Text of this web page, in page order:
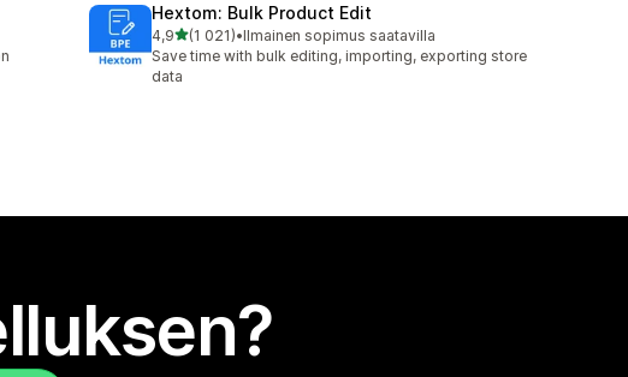
Hextom: Bulk Product Edit
4,9/ 5 tähteä
(1 021)
1021 arvostelua yhteensä
•Ilmainen sopimus saatavilla
Save time with bulk editing, importing, exporting store
data